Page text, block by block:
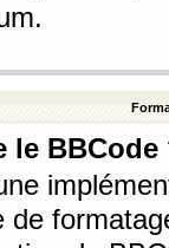
le BBCode
de